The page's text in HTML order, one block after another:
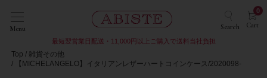
Menu Search Cart
0
最短翌営業日配送・11,000円以上ご購入で送料当社負担
Top
雑貨その他
【MICHELANGELO】イタリアンレザーハートコインケース/2020098-